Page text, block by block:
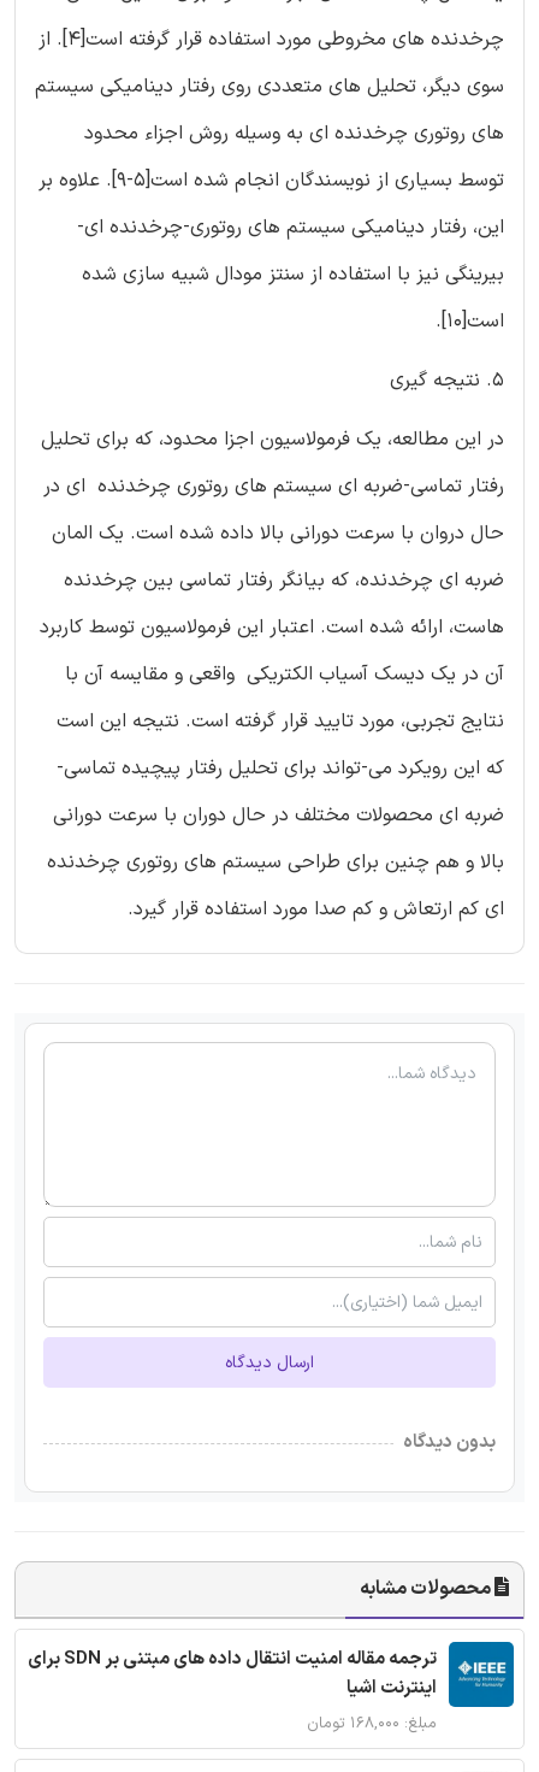
چرخدنده های مخروطی مورد استفاده قرار گرفته است[4]. از
سوی دیگر، تحلیل های متعددی روی رفتار دینامیکی سیستم
های روتوری چرخدنده ای به وسیله روش اجزاء محدود
توسط بسیاری از نویسندگان انجام شده است[5-9]. علاوه بر
این، رفتار دینامیکی سیستم های روتوری-چرخدنده ای-
بیرینگی نیز با استفاده از سنتز مودال شبیه سازی شده
است[10].
5. نتیجه گیری
در این مطالعه، یک فرمولاسیون اجزا محدود، که برای تحلیل
رفتار تماسی-ضربه ای سیستم های روتوری چرخدنده ای در
حال دروان با سرعت دورانی بالا داده شده است. یک المان
ضربه ای چرخدنده، که بیانگر رفتار تماسی بین چرخدنده
هاست، ارائه شده است. اعتبار این فرمولاسیون توسط کاربرد
آن در یک دیسک آسیاب الکتریکی واقعی و مقایسه آن با
نتایج تجربی، مورد تایید قرار گرفته است. نتیجه این است
که این رویکرد می-تواند برای تحلیل رفتار پیچیده تماسی-
ضربه ای محصولات مختلف در حال دوران با سرعت دورانی
بالا و هم چنین برای طراحی سیستم های روتوری چرخدنده
ای کم ارتعاش و کم صدا مورد استفاده قرار گیرد.
ارسال دیدگاه
بدون دیدگاه
محصولات مشابه
ترجمه مقاله امنیت انتقال داده های مبتنی بر SDN برای
اینترنت اشیا
مبلغ: ۱۶۸,۰۰۰ تومان